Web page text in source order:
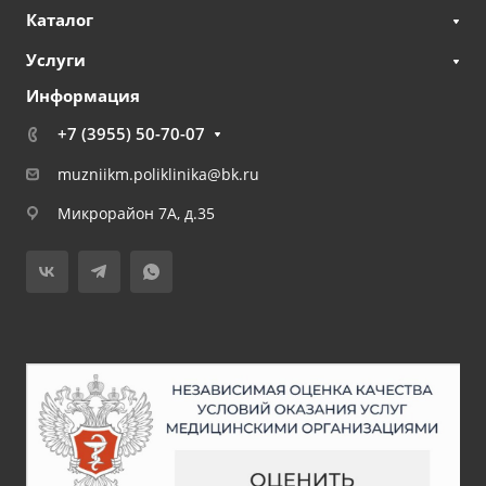
Каталог
Услуги
Информация
+7 (3955) 50-70-07
muzniikm.poliklinika@bk.ru
Микрорайон 7А, д.35